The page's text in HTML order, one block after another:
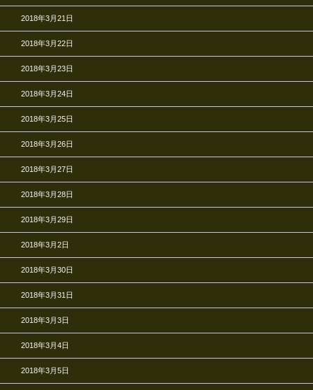
2018年3月21日
2018年3月22日
2018年3月23日
2018年3月24日
2018年3月25日
2018年3月26日
2018年3月27日
2018年3月28日
2018年3月29日
2018年3月2日
2018年3月30日
2018年3月31日
2018年3月3日
2018年3月4日
2018年3月5日